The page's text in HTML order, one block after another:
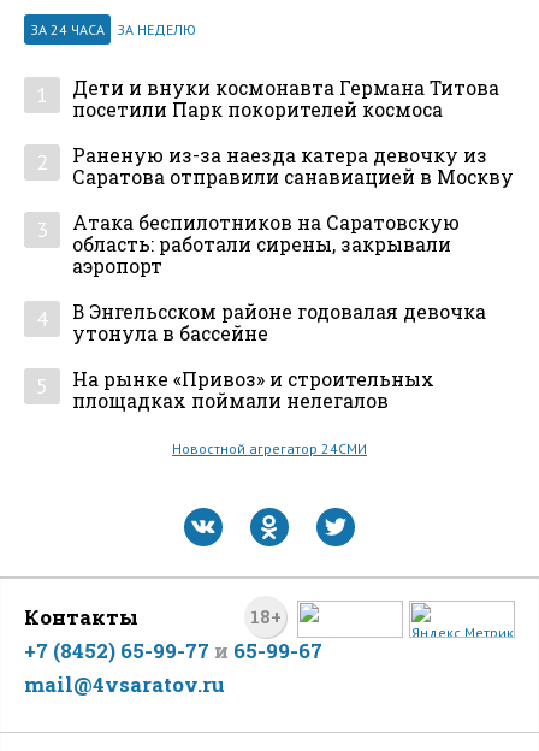
ЗА 24 ЧАСА ЗА НЕДЕЛЮ
1
Дети и внуки космонавта Германа Титова
посетили Парк покорителей космоса
2
Раненую из-за наезда катера девочку из
Саратова отправили санавиацией в Москву
3
Атака беспилотников на Саратовскую
область: работали сирены, закрывали
аэропорт
4
В Энгельсском районе годовалая девочка
утонула в бассейне
5
На рынке «Привоз» и строительных
площадках поймали нелегалов
Новостной агрегатор 24СМИ
18+
Контакты
+7 (8452) 65-99-77 и 65-99-67
mail@4vsaratov.ru